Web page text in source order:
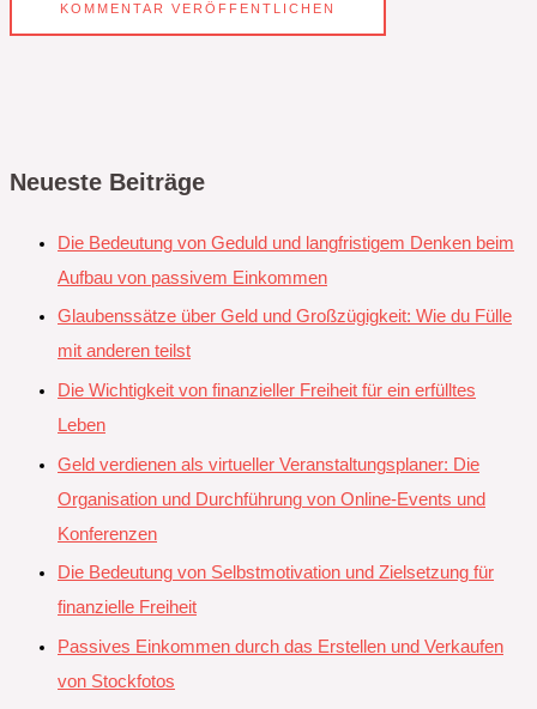
Neueste Beiträge
Die Bedeutung von Geduld und langfristigem Denken beim
Aufbau von passivem Einkommen
Glaubenssätze über Geld und Großzügigkeit: Wie du Fülle
mit anderen teilst
Die Wichtigkeit von finanzieller Freiheit für ein erfülltes
Leben
Geld verdienen als virtueller Veranstaltungsplaner: Die
Organisation und Durchführung von Online-Events und
Konferenzen
Die Bedeutung von Selbstmotivation und Zielsetzung für
finanzielle Freiheit
Passives Einkommen durch das Erstellen und Verkaufen
von Stockfotos